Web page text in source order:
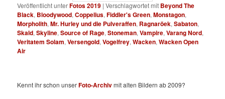
Veröffentlicht unterFotos 2019 |Verschlagwortet mit Beyond The
Black, Bloodywood,Coppelius,Fiddler's Green,Monstagon,
Morpholith,Mr. Hurley und die Pulveraffen, Ragnaröek,Sabaton,
Skald,Skyline,Source of Rage,Stoneman,Vampire,Varang Nord,
Veritatem Solam,Versengold,Vogelfrey,Wacken,Wacken Open
Air
Kennt ihr schon unserFoto-Archivmit alten Bildern ab 2009?